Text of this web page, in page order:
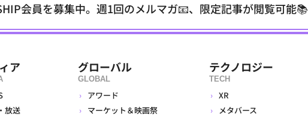
会員を募集中。週1回のメルマガ📧、限定記事が閲覧可能📚
ア
放送
グローバル
GLOBAL
アワード
マーケット＆映画祭
テクノロジー
TECH
XR
メタバース